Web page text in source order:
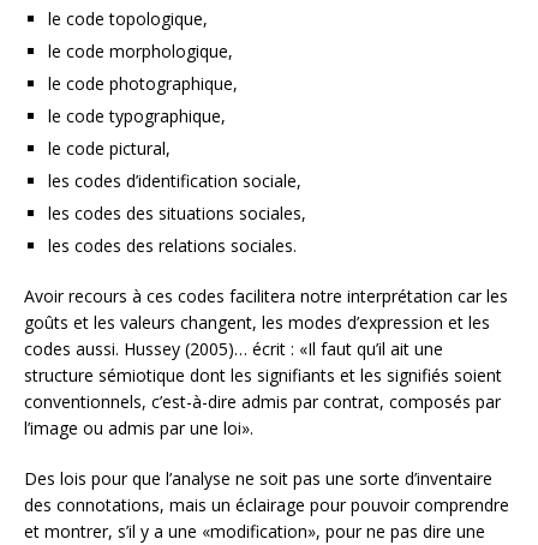
le code topologique,
le code morphologique,
le code photographique,
le code typographique,
le code pictural,
les codes d’identification sociale,
les codes des situations sociales,
les codes des relations sociales.
Avoir recours à ces codes facilitera notre interprétation car les
goûts et les valeurs changent, les modes d’expression et les
codes aussi. Hussey (2005)… écrit : «Il faut qu’il ait une
structure sémiotique dont les signifiants et les signifiés soient
conventionnels, c’est-à-dire admis par contrat, composés par
l’image ou admis par une loi».
Des lois pour que l’analyse ne soit pas une sorte d’inventaire
des connotations, mais un éclairage pour pouvoir comprendre
et montrer, s’il y a une «modification», pour ne pas dire une